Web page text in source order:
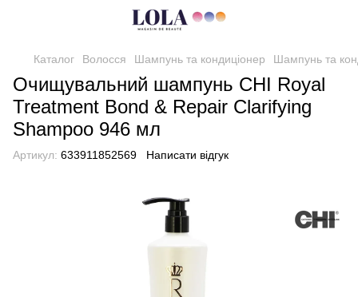
Каталог Волосся Шампунь та кондиціонер Шампунь та
Очищувальний шампунь CHI Royal
Treatment Bond & Repair Clarifying
Shampoo 946 мл
Артикул: 633911852569 Написати відгук